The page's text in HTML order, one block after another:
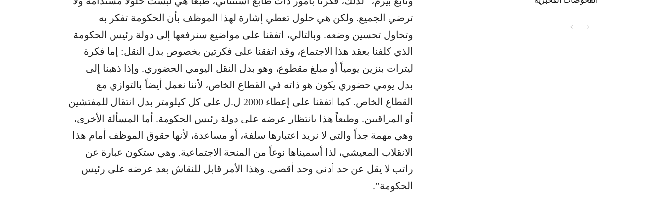
ترضي الجميع. ولكن هي حلول تعطي إشارة لهذا الموظف بأن الحكومة تفكر به
وتحاول تحسين وضعه. وبالتالي، اتفقنا على مواضيع سنرفعها إلى دولة رئيس الحكومة
الذي كلفنا بعقد هذا الاجتماع، وقد اتفقنا على فكرتين بخصوص بدل النقل: إما فكرة
ليترات بنزين يومياً أو مبلغ مقطوع، وهو بدل النقل اليومي الحضوري. وإذا ذهبنا إلى
بدل يومي حضوري يكون هو ذاته في القطاع الخاص، لأننا نعمل أيضاً بالتوازي مع
القطاع الخاص. كما اتفقنا على إعطاء 2000 ل.ل على كل كيلومتر بدل انتقال للمفتشين
أو المراقبين. وطبعاً هذا بانتظار عرضه على دولة رئيس الحكومة. أما المسألة الأخرى،
وهي مهمة جداً والتي لا نريد اعتبارها سلفة، أو مساعدة، لأنها حقوق الموظف أمام هذا
الانقلاب المعيشي، لذا أسميناها نوعاً من المنحة الاجتماعية. وهي ستكون عبارة عن
راتب لا يقل عن حد أدنى وحد أقصى. وهذا الأمر قابل للنقاش بعد عرضه على رئيس
الحكومة”.